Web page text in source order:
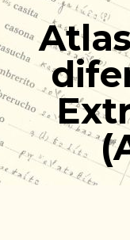
Ir
al
contenido